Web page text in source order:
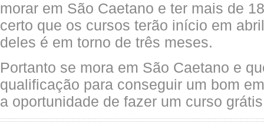
morar em São Caetano e ter mais de
certo que os cursos terão início em
deles é em torno de três meses.
Portanto se mora em São Caetano e
qualificação para conseguir um bom
a oportunidade de fazer um curso